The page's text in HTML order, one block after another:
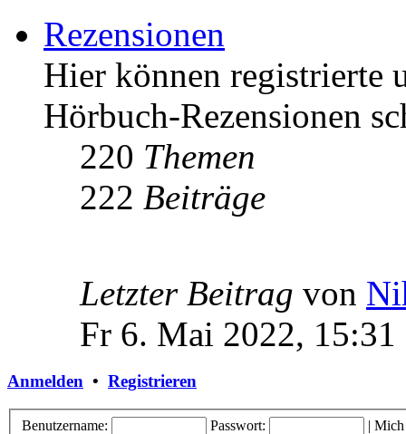
Rezensionen
Hier können registrierte
Hörbuch-Rezensionen
220 Themen
222 Beiträge
Letzter Beitrag von
Fr 6. Mai 2022, 15:31
Anmelden • Registrieren
Benutzername: Passwort: | Mich